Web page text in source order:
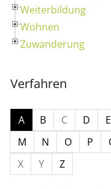
Weiterbildung
Wohnen
Zuwanderung
Verfahren
A B C D E
M
N O P
X
Y Z